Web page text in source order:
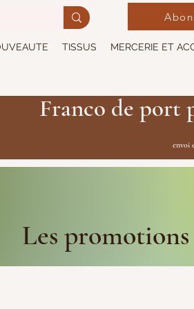
TISSUS MERCERIE ET
Franco de port
envoi
Les